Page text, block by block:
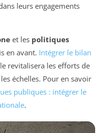
leurs engagements
et les politiques
en avant. Intégrer le bilan
revitalisera les efforts de
échelles. Pour en savoir
publiques : intégrer le
.